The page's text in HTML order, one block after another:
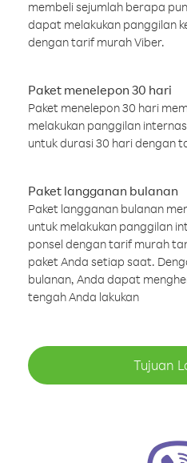
membeli sejumlah berapa
dapat melakukan panggilan
dengan tarif murah Viber.
Paket menelepon 30 hari
Paket menelepon 30 hari
melakukan panggilan
untuk durasi 30 hari dengan
Paket langganan bulanan
Paket langganan bulanan
untuk melakukan panggilan
ponsel dengan tarif murah
paket Anda setiap saat.
bulanan, Anda dapat
tengah Anda lakukan
Tujuan